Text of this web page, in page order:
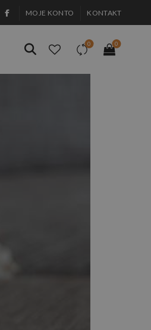
MOJE KONTO KONTAKT
0 0